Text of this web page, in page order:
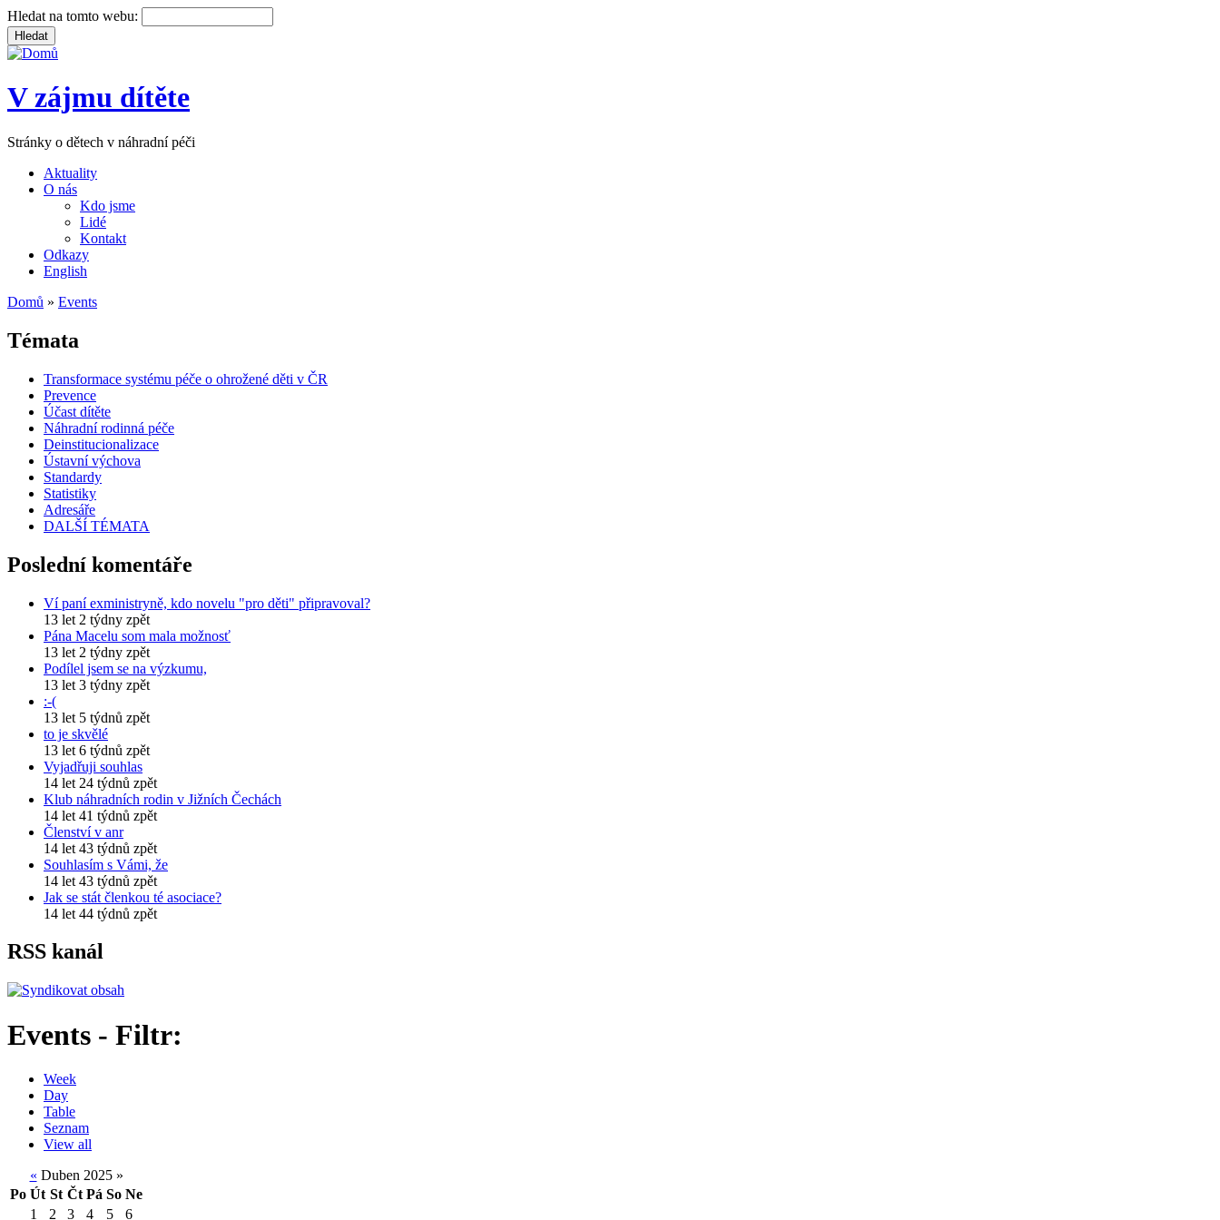
Hledat na tomto webu:
V zájmu dítěte
Stránky o dětech v náhradní péči
Aktuality
O nás
Kdo jsme
Lidé
Kontakt
Odkazy
English
Domů » Events
Témata
Transformace systému péče o ohrožené děti v ČR
Prevence
Účast dítěte
Náhradní rodinná péče
Deinstitucionalizace
Ústavní výchova
Standardy
Statistiky
Adresáře
DALŠÍ TÉMATA
Poslední komentáře
Ví paní exministryně, kdo novelu "pro děti" připravoval?
13 let 2 týdny zpět
Pána Macelu som mala možnosť
13 let 2 týdny zpět
Podílel jsem se na výzkumu,
13 let 3 týdny zpět
:-(
13 let 5 týdnů zpět
to je skvělé
13 let 6 týdnů zpět
Vyjadřuji souhlas
14 let 24 týdnů zpět
Klub náhradních rodin v Jižních Čechách
14 let 41 týdnů zpět
Členství v anr
14 let 43 týdnů zpět
Souhlasím s Vámi, že
14 let 43 týdnů zpět
Jak se stát členkou té asociace?
14 let 44 týdnů zpět
RSS kanál
Events - Filtr:
Week
Day
Table
Seznam
View all
« Duben 2025 »
Po Út St Čt Pá So Ne
1
2 3 4 5 6